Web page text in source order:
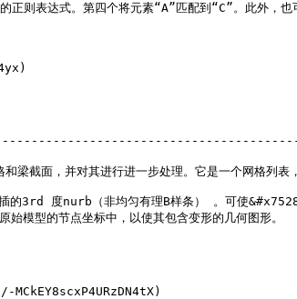
的正则表达式。第四个将元素“A”匹配到“C”。此
查看选项。
面，并对其进行进一步处理。它是一个网格列表，
3rd 度nurb（非均匀有理B样条） 。可使
型的节点坐标中，以使其包含变形的几何图形。